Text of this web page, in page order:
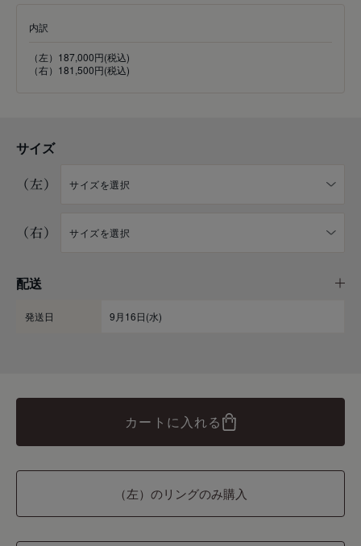
内訳
（左）187,000円(税込)
（右）181,500円(税込)
サイズ
（左）
（右）
配送
発送日 9月16日(水)
カートに入れる
（左）のリングのみ購入